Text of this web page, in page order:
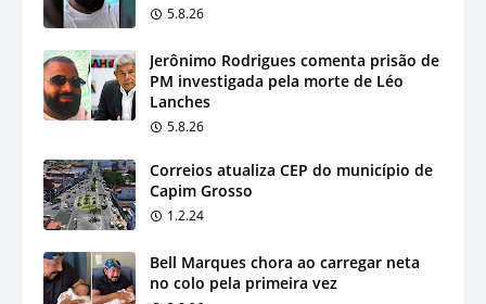
5.8.26
Jerônimo Rodrigues comenta prisão de
PM investigada pela morte de Léo
Lanches
5.8.26
Correios atualiza CEP do município de
Capim Grosso
1.2.24
Bell Marques chora ao carregar neta
no colo pela primeira vez